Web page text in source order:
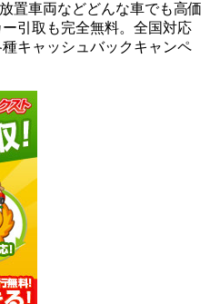
置車両などどんな車でも高価
引取も完全無料。全国対応
キャッシュバックキャンペ